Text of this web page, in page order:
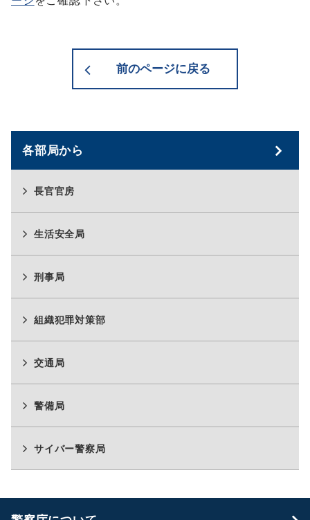
前のページに戻る
各部局から
長官官房
生活安全局
刑事局
組織犯罪対策部
交通局
警備局
サイバー警察局